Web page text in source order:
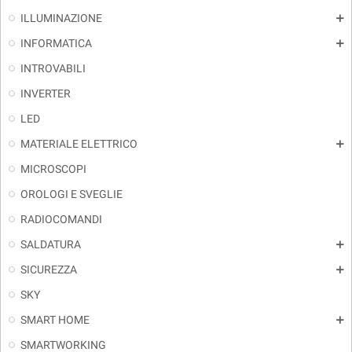
ILLUMINAZIONE
add
INFORMATICA add
INTROVABILI
INVERTER
LED
MATERIALE ELETTRICO
add
MICROSCOPI
OROLOGI E SVEGLIE
RADIOCOMANDI
SALDATURA
add
SICUREZZA add
SKY
SMART HOME
add
SMARTWORKING